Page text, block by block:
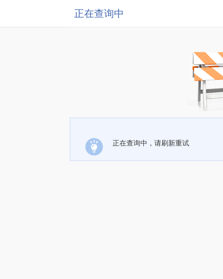
正在查询中
正在查询中，请刷新重试